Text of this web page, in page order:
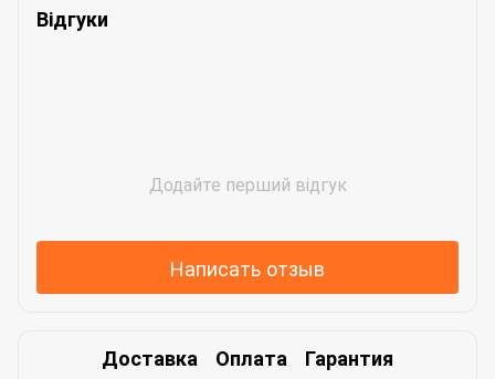
Відгуки
Додайте перший відгук
Написать отзыв
Доставка Оплата Гарантия